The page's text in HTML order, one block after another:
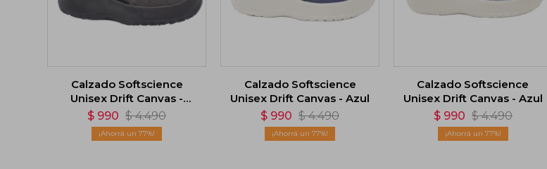
Calzado Softscience
Unisex Drift Canvas -
Negro
$ 990 $ 4.490
77
Calzado Softscience
Unisex Drift Canvas - Azul
$ 990 $ 4.490
77
Calzado Softscience
Unisex Drift Canvas - Azul
$ 990 $ 4.490
77